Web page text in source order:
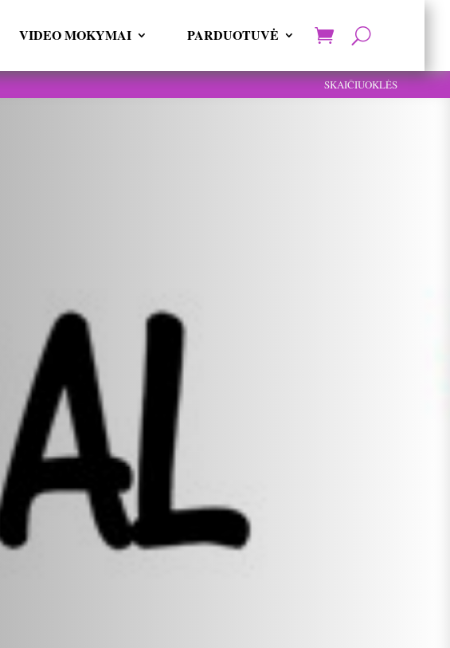
VIDEO MOKYMAI PARDUOTUVĖ
SKAIČIUOKLĖS